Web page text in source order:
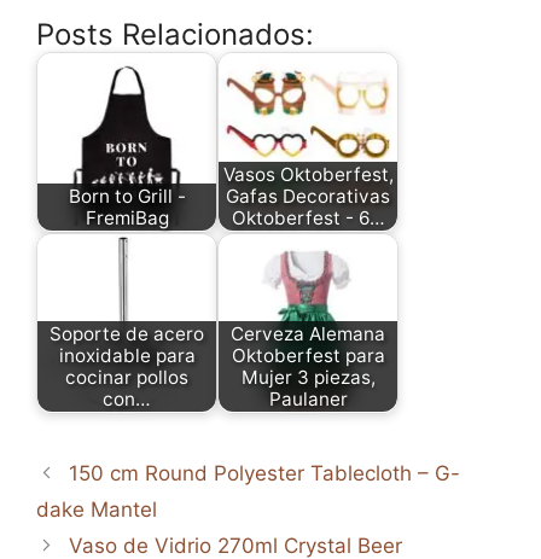
Posts Relacionados:
Born to Grill -
FremiBag
Vasos Oktoberfest,
Gafas Decorativas
Oktoberfest - 6…
Soporte de acero
inoxidable para
cocinar pollos
con…
Cerveza Alemana
Oktoberfest para
Mujer 3 piezas,
Paulaner
150 cm Round Polyester Tablecloth – G-
dake Mantel
Vaso de Vidrio 270ml Crystal Beer